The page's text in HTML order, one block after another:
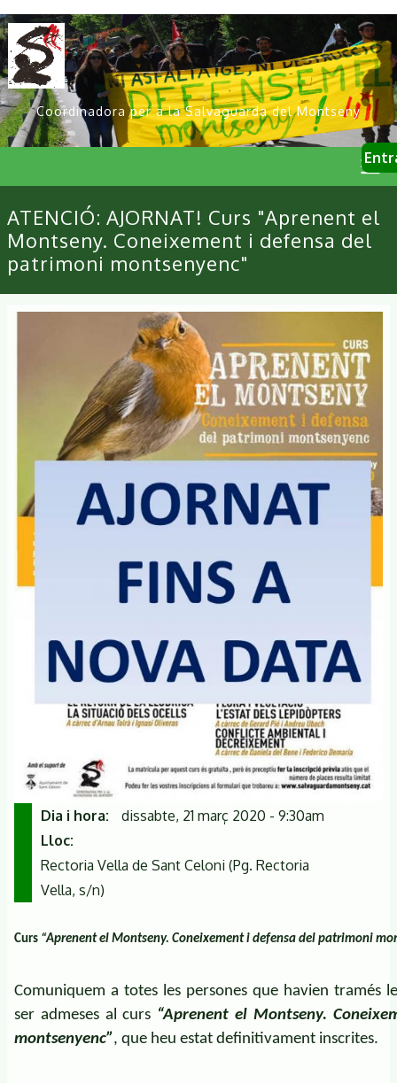
Vés
al
contingut
Coordinadora per a la Salvaguarda del Montseny
User
Primary
links
ATENCIÓ: AJORNAT! Curs "Aprenent el
Montseny. Coneixement i defensa del
patrimoni montsenyenc"
Dia i hora
dissabte, 21 març 2020 - 9:30am
Lloc
Rectoria Vella de Sant Celoni (Pg. Rectoria
Vella, s/n)
Curs “Aprenent el Montseny. Coneixement i defensa del patrimoni
Comuniquem a totes les persones que havien tramés
ser admeses al curs “Aprenent el Montseny.
montsenyenc”, que heu estat definitivament inscrites.